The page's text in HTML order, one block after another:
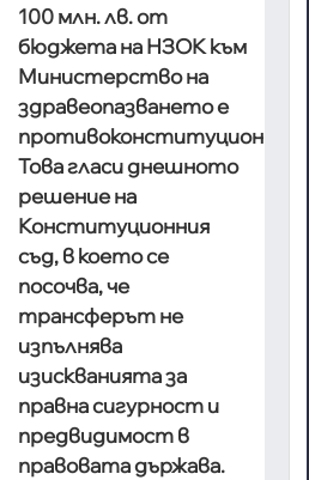
100 млн. лв. от
бюджета на НЗОК към
Министерство на
здравеопазването е
противоконституционно.
Това гласи днешното
решение на
Конституционния
съд, в което се
посочва, че
трансферът не
изпълнява
изискванията за
правна сигурност и
предвидимост в
правовата държава.